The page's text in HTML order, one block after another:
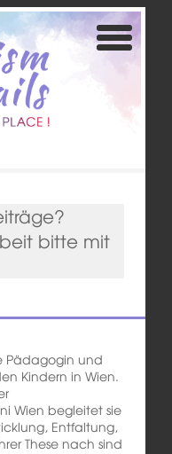
bitte mit
Pädagogin und
Kindern in Wien.
Wien begleitet sie
Entfaltung,
These nach sind